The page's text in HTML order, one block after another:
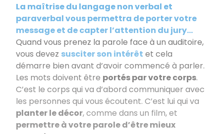
La maîtrise du langage non verbal et
paraverbal vous permettra de porter votre
message et de capter l’attention du jury...
Quand vous prenez la parole face à un auditoire,
vous devez susciter son intérêt et cela
démarre bien avant d’avoir commencé à parler.
Les mots doivent être portés par votre corps.
C’est le corps qui va d’abord communiquer avec
les personnes qui vous écoutent. C’est lui qui va
planter le décor, comme dans un film, et
permettre à votre parole d’être mieux